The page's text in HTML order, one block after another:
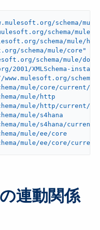
schema/
schema/mule/
schema/mule/
schema/mule/core"
schema/mule/
2001/XMLSchema-
schema/
mule/core/current/
mule/http
mule/http/current/
mule/s4hana
mule/s4hana/current/
mule/ee/core
mule/ee/core/
連動関係